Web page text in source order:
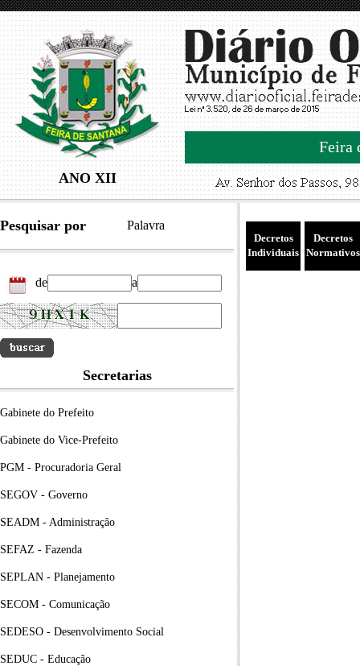
ANO XII
Feira
Pesquisar por Palavra
de a
Secretarias
Gabinete do Prefeito
Gabinete do Vice-Prefeito
PGM - Procuradoria Geral
SEGOV - Governo
SEADM - Administração
SEFAZ - Fazenda
SEPLAN - Planejamento
SECOM - Comunicação
SEDESO - Desenvolvimento Social
SEDUC - Educação
Decretos
Individuais
Decretos
Normativos